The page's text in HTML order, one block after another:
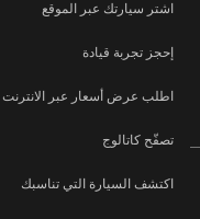
اشتر سيارتك عبر الموقع
إحجز تجربة قيادة
اطلب عرض أسعار عبر الانترنت
تصفّح كاتالوج
اكتشف السيارة التي تناسبك